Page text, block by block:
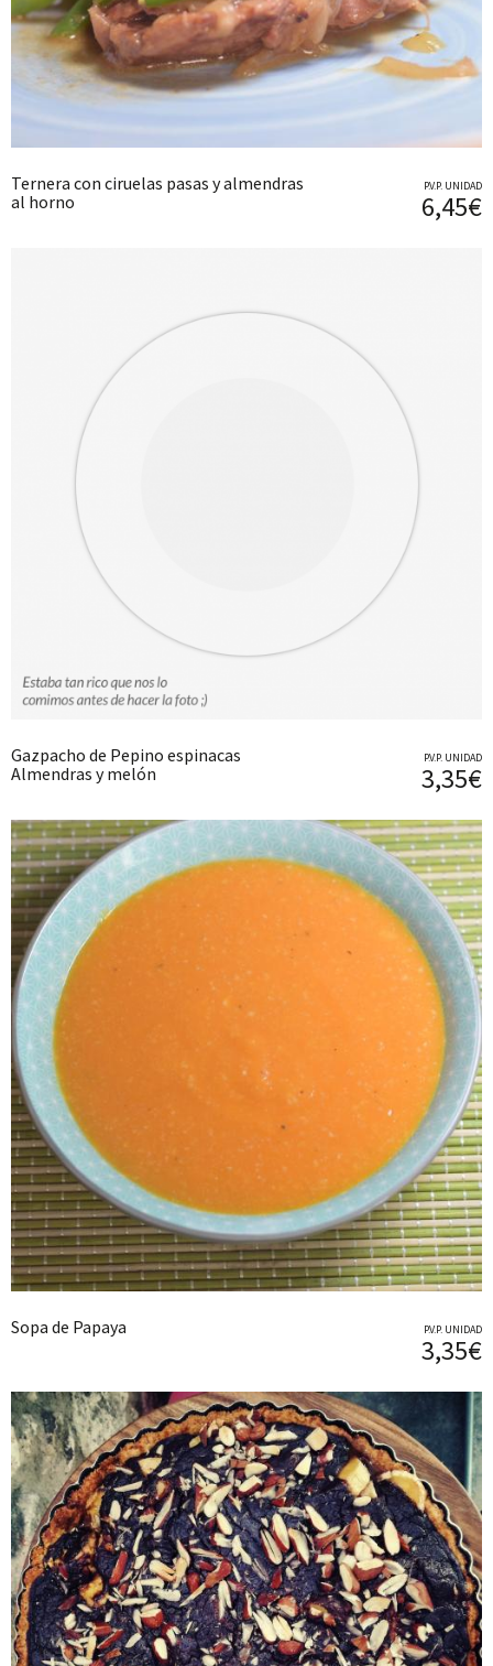
Ternera con ciruelas pasas y almendras
al horno
P.V.P. UNIDAD
6,45€
Gazpacho de Pepino espinacas
Almendras y melón
P.V.P. UNIDAD
3,35€
Sopa de Papaya P.V.P. UNIDAD
3,35€